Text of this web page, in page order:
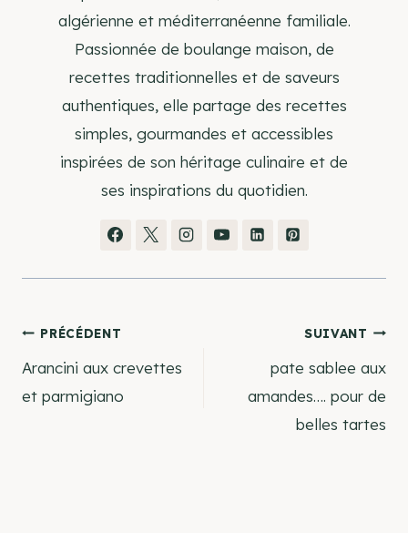
algérienne et méditerranéenne familiale.
Passionnée de boulange maison, de
recettes traditionnelles et de saveurs
authentiques, elle partage des recettes
simples, gourmandes et accessibles
inspirées de son héritage culinaire et de
ses inspirations du quotidien.
Navigation
de
PRÉCÉDENT
Arancini aux crevettes
et parmigiano
SUIVANT
pate sablee aux
amandes…. pour de
belles tartes